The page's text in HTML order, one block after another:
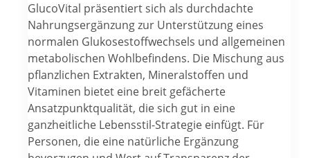
GlucoVital präsentiert sich als durchdachte
Nahrungsergänzung zur Unterstützung eines
normalen Glukosestoffwechsels und allgemeinen
metabolischen Wohlbefindens. Die Mischung aus
pflanzlichen Extrakten, Mineralstoffen und
Vitaminen bietet eine breit gefächerte
Ansatzpunktqualität, die sich gut in eine
ganzheitliche Lebensstil-Strategie einfügt. Für
Personen, die eine natürliche Ergänzung